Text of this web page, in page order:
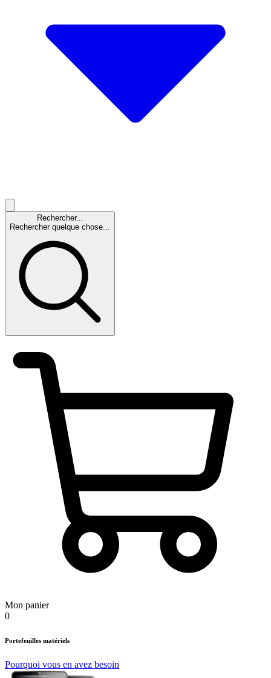
Rechercher...
Rechercher quelque chose...
Mon panier
0
Portefeuilles matériels
Pourquoi vous en avez besoin